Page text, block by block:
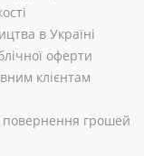
в Україні
оферти
клієнтам
повернення грошей